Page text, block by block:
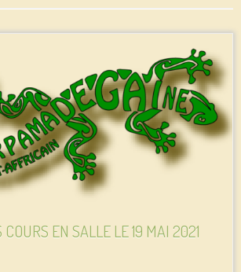
COURS EN SALLE LE 19 MAI 2021